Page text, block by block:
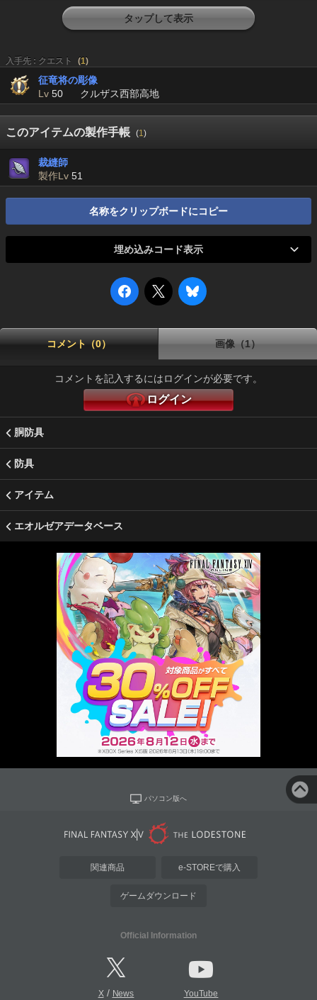
タップして表示
入手先 : クエスト (1)
征竜将の彫像
Lv 50 クルザス西部高地
このアイテムの製作手帳 (1)
裁縫師
製作Lv 51
名称をクリップボードにコピー
埋め込みコード表示
コメント（0） 画像（1）
コメントを記入するにはログインが必要です。
ログイン
胴防具
防具
アイテム
エオルゼアデータベース
パソコン版へ
関連商品 e-STOREで購入
ゲームダウンロード
Official Information
X/ News YouTube